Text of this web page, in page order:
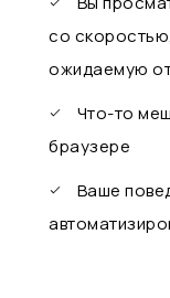
со
ожидаемую
Что-то
браузере
Ваше